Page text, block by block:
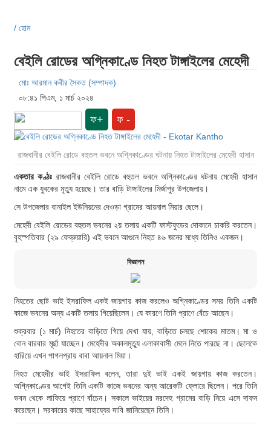
/ হোম
বেইলি রোডের অগ্নিকাণ্ডে নিহত টাঙ্গাইলের মেহেদী
মোঃ আরমান কবীর সৈকত (সম্পাদক)
০৮:৪১ পিএম, ১ মার্চ ২০২৪
ফ+ ফ -
রাজধানীর বেইলি রোডে বহুতল ভবনে অগ্নিকাণ্ডের ঘটনায় নিহত টাঙ্গাইলের মেহেদী হাসান
একতার কণ্ঠঃ রাজধানীর বেইলি রোডে বহুতল ভবনে অগ্নিকাণ্ডের ঘটনায় মেহেদী হাসান
নামে এক যুবকের মৃত্যু হয়েছে। তার বাড়ি টাঙ্গাইলের মির্জাপুর উপজেলায়।
সে উপজেলার বানাইল ইউনিয়নের দেওড়া গ্রামের আয়নাল মিয়ার ছেলে।
মেহেদী বেইলি রোডের বহুতল ভবনের ২য় তলায় একটি ফাস্টফুডের দোকানে চাকরি করতেন।
বৃহস্পতিবার (২৯ ফেব্রুয়ারি) এই ভবনে আগুনে নিহত ৪৬ জনের মধ্যে তিনিও একজন।
বিজ্ঞাপন
নিহতের ছোট ভাই ইসরাফিল একই জায়গায় কাজ করলেও অগ্নিকাণ্ডের সময় তিনি একটি
কাজে ভবনের অন্য একটি তলায় গিয়েছিলেন। যে কারণে তিনি প্রাণে বেঁচে আছেন।
শুক্রবার (১ মার্চ) নিহতের বাড়িতে গিয়ে দেখা যায়, বাড়িতে চলছে শোকের মাতম। মা ও
বোন বারবার মূর্ছা যাচ্ছেন। মেহেদীর অকালমৃত্যু এলাকাবাসী মেনে নিতে পারছে না। ছেলেকে
হারিয়ে এখন পাগলপ্রায় বাবা আয়নাল মিয়া।
নিহত মেহেদীর ভাই ইসরাফিল বলেন, তারা দুই ভাই একই জায়গায় কাজ করতেন।
অগ্নিকাণ্ডের আগেই তিনি একটি কাজে ভবনের অন্য আরেকটি ফ্লোরে ছিলেন। পরে তিনি
ভবন থেকে লাফিয়ে প্রাণে বাঁচেন। সকালে ভাইয়ের মরদেহ গ্রামের বাড়ি নিয়ে এসে দাফন
করেছেন। সরকারের কাছে সাহায্যের দাবি জানিয়েছেন তিনি।